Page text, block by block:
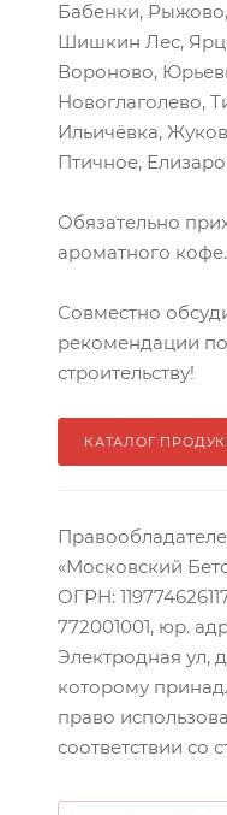
Бабенки,
Шишкин Лес,
Вороново,
Новоглаголево,
Ильичёвка,
Птичное,
Обязательно
ароматного кофе.
Совместно
рекомендации
строительству!
КАТАЛОГ
«Московский
ОГРН:
772001001, юр.
Электродная ул,
которому
право
соответствии со